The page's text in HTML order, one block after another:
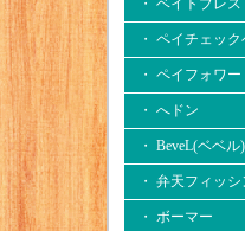
・ ベイトブレス
・ ペイチェッ
・ ペイフォワー
・ へドン
・ BeveL(ベベル)
・ 弁天フィッ
・ ボーマー